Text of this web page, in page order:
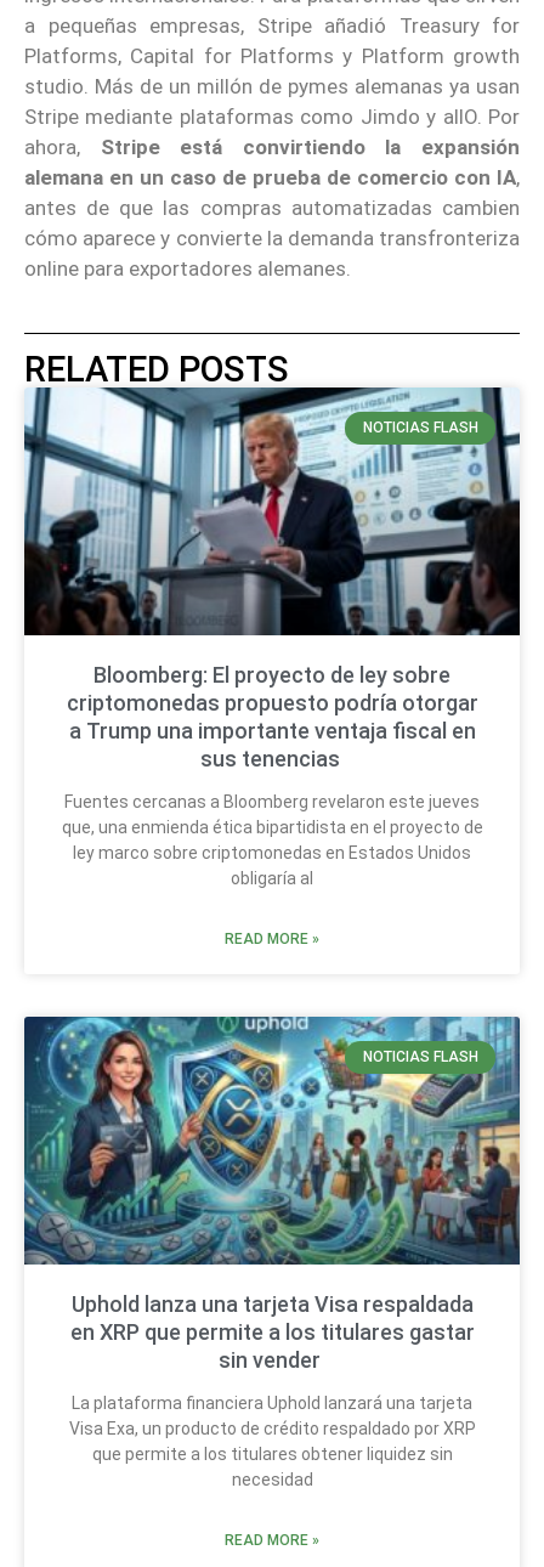
a pequeñas empresas, Stripe añadió Treasury for
Platforms, Capital for Platforms y Platform growth
studio. Más de un millón de pymes alemanas ya usan
Stripe mediante plataformas como Jimdo y allO. Por
ahora, Stripe está convirtiendo la expansión
alemana en un caso de prueba de comercio con IA,
antes de que las compras automatizadas cambien
cómo aparece y convierte la demanda transfronteriza
online para exportadores alemanes.
RELATED POSTS
NOTICIAS FLASH
Bloomberg: El proyecto de ley sobre
criptomonedas propuesto podría otorgar
a Trump una importante ventaja fiscal en
sus tenencias
Fuentes cercanas a Bloomberg revelaron este jueves
que, una enmienda ética bipartidista en el proyecto de
ley marco sobre criptomonedas en Estados Unidos
obligaría al
READ MORE »
NOTICIAS FLASH
Uphold lanza una tarjeta Visa respaldada
en XRP que permite a los titulares gastar
sin vender
La plataforma financiera Uphold lanzará una tarjeta
Visa Exa, un producto de crédito respaldado por XRP
que permite a los titulares obtener liquidez sin
necesidad
READ MORE »